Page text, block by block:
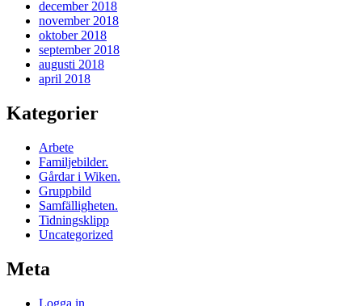
december 2018
november 2018
oktober 2018
september 2018
augusti 2018
april 2018
Kategorier
Arbete
Familjebilder.
Gårdar i Wiken.
Gruppbild
Samfälligheten.
Tidningsklipp
Uncategorized
Meta
Logga in